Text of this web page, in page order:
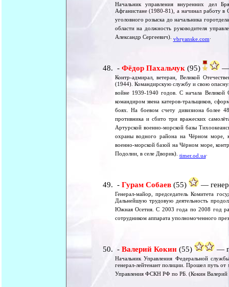
Начальник управления внуренних дел
Афганистане (1980-81), а начинал работу
уголовного розыска до начальника
области на должность руководителя
Александр Сергеевич). vbryanske.com.
- Фёдор Пахальчук (95) —
Контр-адмирал, ветеран, Великой
(1944). Командирскую службу и свою
войне 1939-1940 годов. С начала Великой
командиром звена катеров-тральщиков,
боях. На боевом счету дивизиона более
противника и сбито три вражеских
Артурской военно-морской базы
охраны водного района на Чёрном море,
военно-морской базой на Чёрном море,
Подолии, в селе Дворик). timer.od.ua.
- Гурам Собаев (55) —
Генерал-майор, председатель Комитета
Дальнейшую трудовую деятельность
Южная Осетия. С 2003 года по 2008 год
сотрудником аппарата уполномоченного
- Валерий Кокин(55) —
Начальник Управления Федеральной
генерал-лейтенант полиции. Прошел путь
Управления ФСКН РФ по РБ. (Кокин